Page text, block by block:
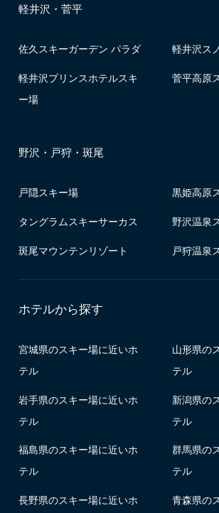
軽井沢・菅平
佐久スキーガーデン パラダ 軽井沢ス
軽井沢プリンスホテルスキ
ー場
菅平高原
野沢・戸狩・斑尾
戸隠スキー場 黒姫高原
タングラムスキーサーカス 野沢温泉
斑尾マウンテンリゾート 戸狩温泉
ホテルから探す
宮城県のスキー場に近いホ
テル
山形県の
テル
岩手県のスキー場に近いホ
テル
新潟県の
テル
福島県のスキー場に近いホ
テル
群馬県の
テル
長野県のスキー場に近いホ
青森県の